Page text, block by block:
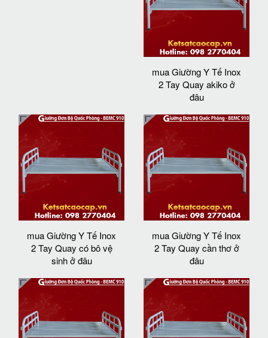
mua Giường Y Tế Inox
2 Tay Quay akiko ở
đâu
mua Giường Y Tế Inox
2 Tay Quay có bô vệ
sinh ở đâu
mua Giường Y Tế Inox
2 Tay Quay cần thơ ở
đâu